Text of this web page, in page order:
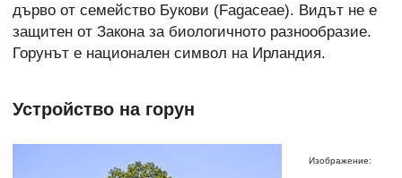
дърво от семейство Букови (Fagaceae). Видът не е
защитен от Закона за биологичното разнообразие.
Горунът е национален символ на Ирландия.
Устройство на горун
Изображение: